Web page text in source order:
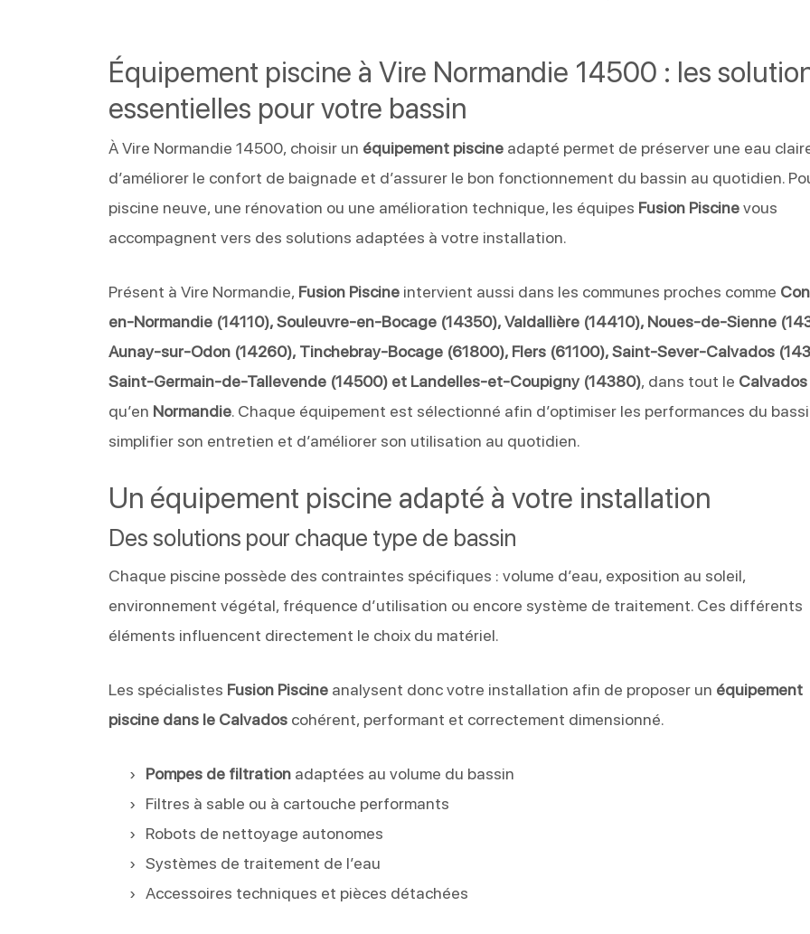
Équipement piscine à Vire Normandie 14500 : les
essentielles pour votre bassin
À Vire Normandie 14500, choisir un équipement piscine adapté permet de préserver une eau
d’améliorer le confort de baignade et d’assurer le bon fonctionnement du bassin au quotidien.
piscine neuve, une rénovation ou une amélioration technique, les équipes Fusion Piscinevous
accompagnent vers des solutions adaptées à votre installation.
Présent à Vire Normandie, Fusion Piscine intervient aussi dans les communes proches comme
en-Normandie (14110), Souleuvre-en-Bocage (14350), Valdallière (14410), Noues-de-Sienne
Aunay-sur-Odon (14260), Tinchebray-Bocage (61800), Flers (61100), Saint-Sever-Calvados
Saint-Germain-de-Tallevende (14500) et Landelles-et-Coupigny (14380), dans tout le Calvados
qu’en Normandie. Chaque équipement est sélectionné afin d’optimiser les performances du
simplifier son entretien et d’améliorer son utilisation au quotidien.
Un équipement piscine adapté à votre installation
Des solutions pour chaque type de bassin
Chaque piscine possède des contraintes spécifiques : volume d’eau, exposition au soleil,
environnement végétal, fréquence d’utilisation ou encore système de traitement. Ces différents
éléments influencent directement le choix du matériel.
Les spécialistes Fusion Piscine analysent donc votre installation afin de proposer un équipement
piscine dans le Calvados cohérent, performant et correctement dimensionné.
Pompes de filtration adaptées au volume du bassin
Filtres à sable ou à cartouche performants
Robots de nettoyage autonomes
Systèmes de traitement de l’eau
Accessoires techniques et pièces détachées